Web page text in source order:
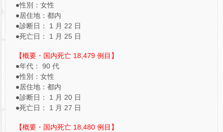
●性別：女性
●居住地：都内
●診断日： 1 月 22 日
●死亡日： 1 月 25 日
【概要・国内死亡 18,479 例目】
●年代： 90 代
●性別：女性
●居住地：都内
●診断日： 1 月 20 日
●死亡日： 1 月 27 日
【概要・国内死亡 18,480 例目】